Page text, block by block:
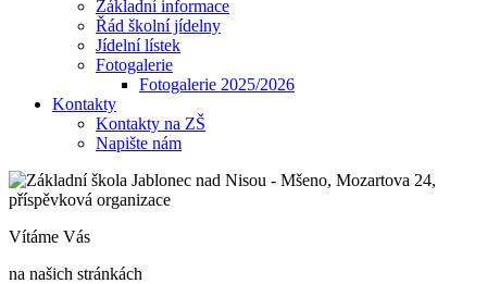
Základní informace
Řád školní jídelny
Jídelní lístek
Fotogalerie
Fotogalerie 2025/2026
Kontakty
Kontakty na ZŠ
Napište nám
Vítáme Vás
na našich stránkách